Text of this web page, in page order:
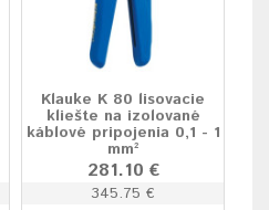
Klauke K 80 lisovacie
kliešte na izolované
káblové pripojenia 0,1 - 1
mm²
281.10 €
345.75 €